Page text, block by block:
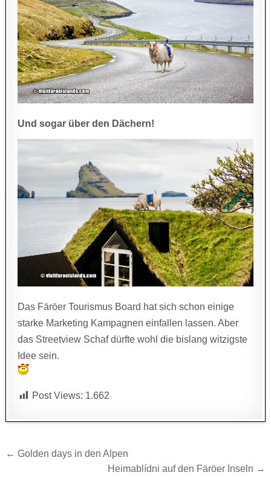
Und sogar über den Dächern!
Das Färöer Tourismus Board hat sich schon einige
starke Marketing Kampagnen einfallen lassen. Aber
das Streetview Schaf dürfte wohl die bislang witzigste
Idee sein.
Post Views: 1.662
Beitragsnavigation
← Golden days in den Alpen
Heimablídni auf den Färöer Inseln →